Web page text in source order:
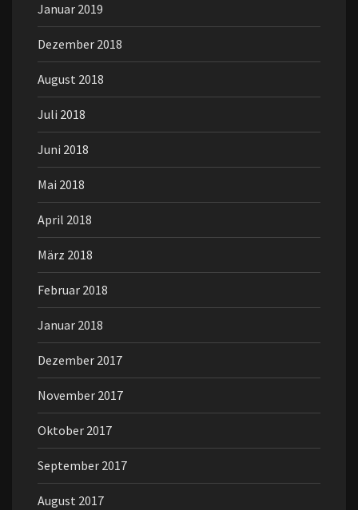
Januar 2019
Dezember 2018
August 2018
Juli 2018
Juni 2018
Mai 2018
April 2018
März 2018
Februar 2018
Januar 2018
Dezember 2017
November 2017
Oktober 2017
September 2017
August 2017